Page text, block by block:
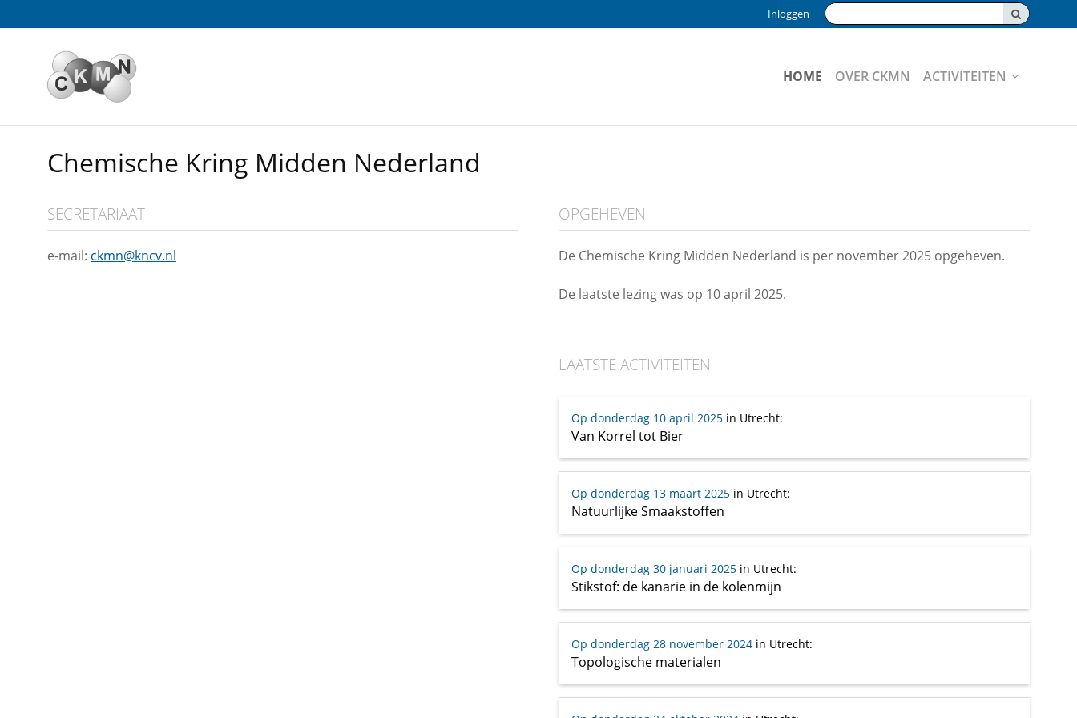
links
Spring
naar
inhoud
naar
Zoeken:
Inloggen
HOME OVER CKMN ACTIVITEITEN
Chemische Kring Midden Nederland
SECRETARIAAT
e-mail: ckmn@kncv.nl
OPGEHEVEN
De Chemische Kring Midden Nederland is per november 2025 opgeheven.
De laatste lezing was op 10 april 2025.
LAATSTE ACTIVITEITEN
Op donderdag 10 april 2025in Utrecht:
Van Korrel tot Bier
Op donderdag 13 maart 2025in Utrecht:
Natuurlijke Smaakstoffen
Op donderdag 30 januari 2025in Utrecht:
Stikstof: de kanarie in de kolenmijn
Op donderdag 28 november 2024in Utrecht:
Topologische materialen